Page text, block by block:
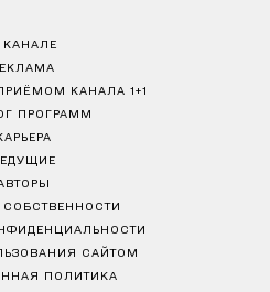
КАНАЛЕ
КАНАЛА 1+1
ПРОГРАММ
СОБСТВЕННОСТИ
САЙТОМ
ПОЛИТИКА